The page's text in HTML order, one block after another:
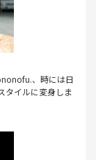
、時には日
タイルに変身しま